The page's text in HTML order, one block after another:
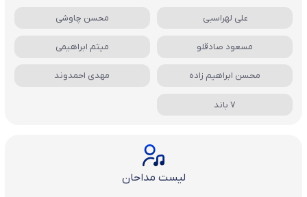
علی لهراسبی محسن چاوشی
مسعود صادقلو میثم ابراهیمی
محسن ابراهیم زاده مهدی احمدوند
7 باند
لیست مداحان